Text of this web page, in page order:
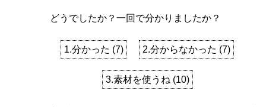
どうでしたか？一回で分かりましたか？
1.分かった (7) 2.分からなかった (7)
3.素材を使うね (10)